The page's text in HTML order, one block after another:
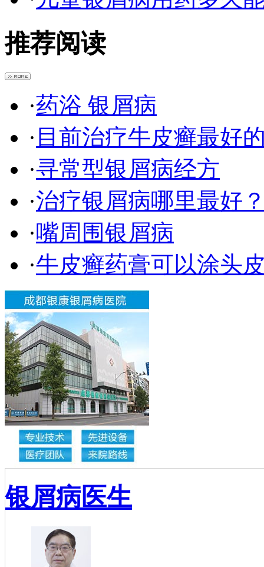
推荐阅读
·药浴 银屑病
· 目前治疗牛皮癣最好
·寻常型银屑病经方
·治疗银屑病哪里最好
·嘴周围银屑病
·牛皮癣药膏可以涂头
银屑病医生